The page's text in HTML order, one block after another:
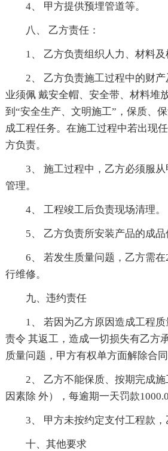
4、 甲方提供预埋管道等。
八、 乙方责任：
1、 乙方负责组织人力、材料及
2、 乙方负责施工过程中的财
业须佩 戴安全帽、安全带、材料堆
到“安全生产、文明施工”，保质、
成工程任务。在施工过程中若出现
方负责。
3、 施工过程中，乙方必须服
管理。
4、 工程竣工后负责现场清理。
5、 乙方负责所安装产品的成品
6、 若发生质量问题，乙方需
行维修。
九、违约责任
1、 若因为乙方原因造成工程
责令 其返工，造成一切损失有乙方
质量问题，甲方有权单方面解除合同
2、 乙方不能保质、按期完成
因素除 外），每逾期一天罚款
3、 甲方未按约定支付工程款，
十、其他要求